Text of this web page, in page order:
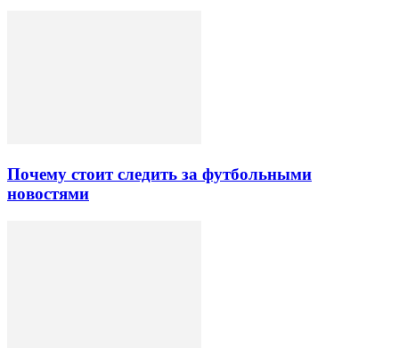
Почему стоит следить за футбольными
новостями